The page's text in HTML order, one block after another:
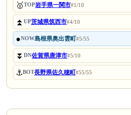
🥇TOP岩手県一関市#1/10
⏫UP茨城県筑西市#4/10
●NOW島根県奥出雲町#5/55
⏬DN佐賀県唐津市#5/10
⚓BOT長野県佐久穂町#55/55